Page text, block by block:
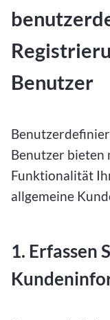
Benutzer
Benutzer bieten
Funktionalität
allgemeine
1. Erfassen